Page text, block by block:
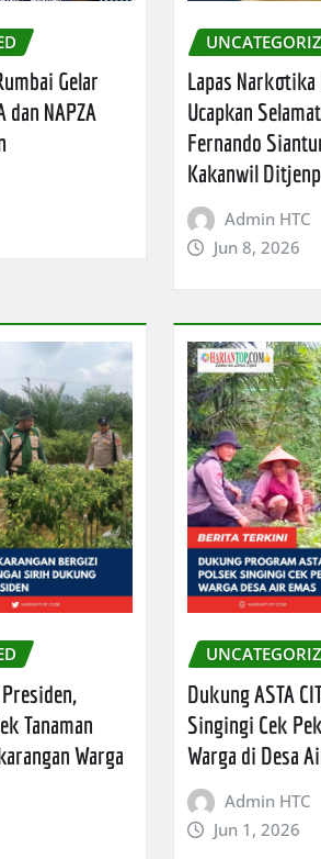
Gelar
dan NAPZA
Lapas Narkotika
Ucapkan
Fernando
Kakanwil
Admin HTC
Jun 8, 2026
Tanaman
Warga
Dukung ASTA
Singingi Cek
Warga di Desa
Admin HTC
Jun 1, 2026